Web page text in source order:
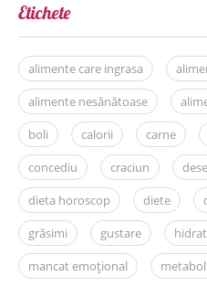
Etichete
alimente care ingrasa
alimente nesănătoase
boli
calorii carne
concediu
craciun
dieta horoscop
diete
grăsimi
gustare
mancat emoțional